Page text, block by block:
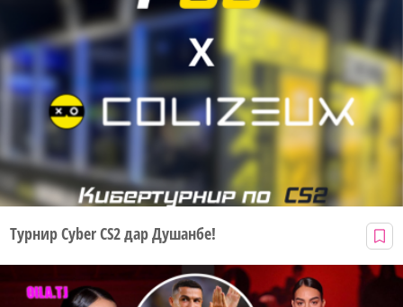
Турнир Cyber CS2 дар Душанбе!